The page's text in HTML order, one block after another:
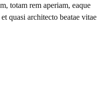
totam rem aperiam, eaque
quasi architecto beatae vitae